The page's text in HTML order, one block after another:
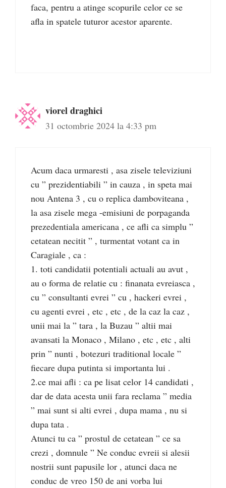
faca, pentru a atinge scopurile celor ce se
afla in spatele tuturor acestor aparente.
viorel draghici
31 octombrie 2024 la 4:33 pm
Acum daca urmaresti , asa zisele televiziuni
cu ” prezidentiabili ” in cauza , in speta mai
nou Antena 3 , cu o replica damboviteana ,
la asa zisele mega -emisiuni de porpaganda
prezedentiala americana , ce afli ca simplu ”
cetatean necitit ” , turmentat votant ca in
Caragiale , ca :
1. toti candidatii potentiali actuali au avut ,
au o forma de relatie cu : finanata evreiasca ,
cu ” consultanti evrei ” cu , hackeri evrei ,
cu agenti evrei , etc , etc , de la caz la caz ,
unii mai la ” tara , la Buzau ” altii mai
avansati la Monaco , Milano , etc , etc , alti
prin ” nunti , botezuri traditional locale ”
fiecare dupa putinta si importanta lui .
2.ce mai afli : ca pe lisat celor 14 candidati ,
dar de data acesta unii fara reclama ” media
” mai sunt si alti evrei , dupa mama , nu si
dupa tata .
Atunci tu ca ” prostul de cetatean ” ce sa
crezi , domnule ” Ne conduc evreii si alesii
nostrii sunt papusile lor , atunci daca ne
conduc de vreo 150 de ani vorba lui